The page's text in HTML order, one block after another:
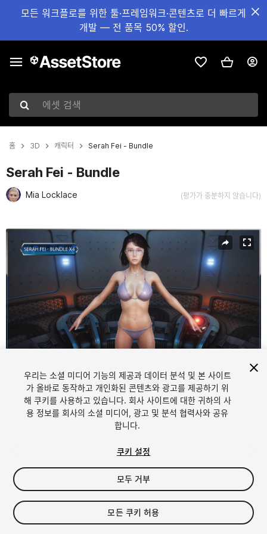
모든 워크플로를 위한 툴·프레임워크·콘텐츠로 더 빠르게
개발 — 전 품목 50% 할인.
에셋 검색
홈 3D 캐릭터 Serah Fei - Bundle
Serah Fei - Bundle
Mia Locklace (평가가 충분하지 않습니다)
현재 슬라이드: 1 / 14
1/14
$38.99
세금/부가세는 결제 시 반영됩니다.
우리는 소셜 미디어 기능의 제공과 데이터 분석 및 본 사이트
가 올바로 동작하고 개인화된 콘텐츠와 광고를 제공하기 위
해 쿠키를 사용하고 있습니다. 회사 사이트에 대한 귀하의 사
용 정보를 회사의 소셜 미디어, 광고 및 분석 협력사와 공유
합니다.
쿠키 설정
모두 거부
모든 쿠키 허용